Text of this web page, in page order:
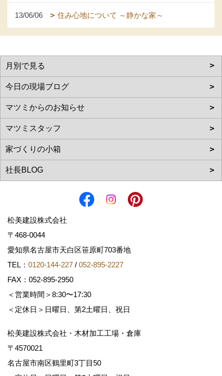
13/06/06 住み心地について ～静かな家～
松美建設株式会社
〒468-0044
愛知県名古屋市天白区笹原町703番地
TEL： 0120-144-227 / 052-895-2227
FAX：052-895-2950
＜営業時間＞8:30〜17:30
＜定休日＞日曜日、第2土曜日、祝日
松美建設株式会社・木材加工工場・倉庫
〒4570021
名古屋市南区鶴里町3丁目50